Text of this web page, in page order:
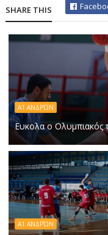
SHARE THIS
Α1 ΑΝΔΡΏΝ
Ευκολα ο Ολυμπιακός
Α1 ΑΝΔΡΏΝ